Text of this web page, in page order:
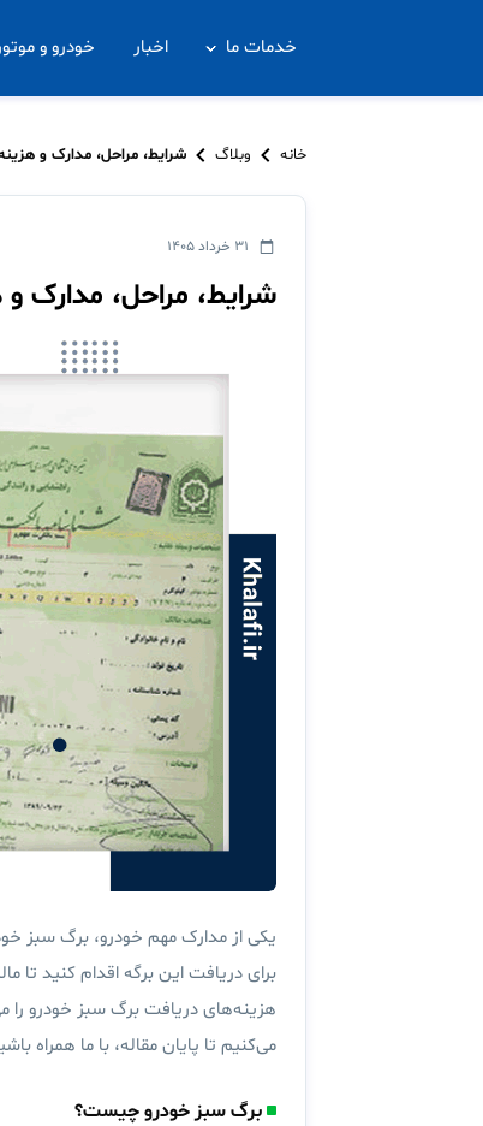
خدمات ما اخبار خودرو و
خانه وبلاگ شرایط، مراحل، مدارک و
شرایط، مراحل، مدارک
یکی از مدارک مهم خودرو، برگ سبز
برای دریافت این برگه اقدام کنید
هزینه‌های دریافت برگ سبز خودرو را
می‌کنیم تا پایان مقاله، با ما همراه
برگ سبز خودرو چیست؟